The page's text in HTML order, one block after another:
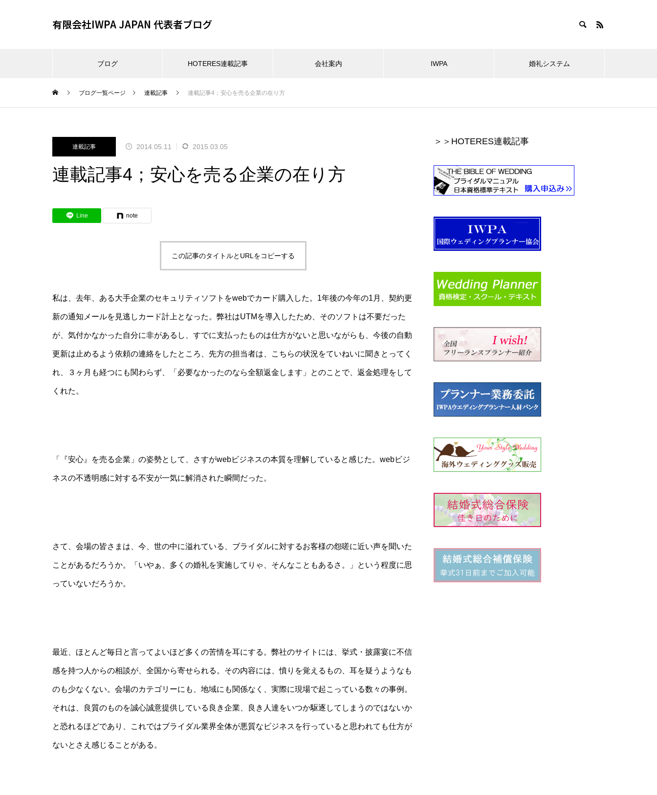
有限会社IWPA JAPAN 代表者ブログ
ブログ HOTERES連載記事 会社案内 IWPA 婚礼システム
ブログ一覧ページ 連載記事 連載記事4；安心を売る企業の在り方
連載記事 2014.05.11 2015.03.05
連載記事4；安心を売る企業の在り方
Line note
この記事のタイトルとURLをコピーする
私は、去年、ある大手企業のセキュリティソフトをwebでカード購入した。1年後の今年の1月、契約更
新の通知メールを見逃しカード計上となった。弊社はUTMを導入したため、そのソフトは不要だった
が、気付かなかった自分に非があるし、すでに支払ったものは仕方がないと思いながらも、今後の自動
更新は止めるよう依頼の連絡をしたところ、先方の担当者は、こちらの状況をていねいに聞きとってく
れ、３ヶ月も経つにも関わらず、「必要なかったのなら全額返金します」とのことで、返金処理をして
くれた。
「『安心』を売る企業」の姿勢として、さすがwebビジネスの本質を理解していると感じた。webビジ
ネスの不透明感に対する不安が一気に解消された瞬間だった。
さて、会場の皆さまは、今、世の中に溢れている、ブライダルに対するお客様の怨嗟に近い声を聞いた
ことがあるだろうか。「いやぁ、多くの婚礼を実施してりゃ、そんなこともあるさ。」という程度に思
っていないだろうか。
最近、ほとんど毎日と言ってよいほど多くの苦情を耳にする。弊社のサイトには、挙式・披露宴に不信
感を持つ人からの相談が、全国から寄せられる。その内容には、憤りを覚えるもの、耳を疑うようなも
のも少なくない。会場のカテゴリーにも、地域にも関係なく、実際に現場で起こっている数々の事例。
それは、良質のものを誠心誠意提供している良き企業、良き人達をいつか駆逐してしまうのではないか
と恐れるほどであり、これではブライダル業界全体が悪質なビジネスを行っていると思われても仕方が
ないとさえ感じることがある。
＞＞HOTERES連載記事